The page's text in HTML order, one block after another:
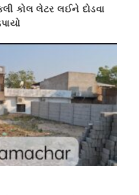
કોલ લેટર લઈને દોડવા